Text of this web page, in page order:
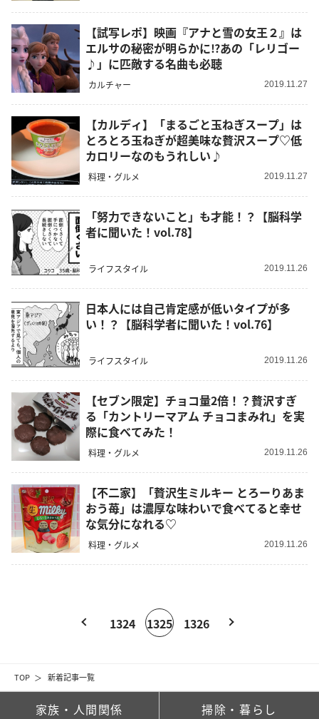
TOP 新着記事一覧
【試写レポ】映画『アナと雪の女王２』は
エルサの秘密が明らかに⁉あの「レリゴー
♪」に匹敵する名曲も必聴
カルチャー 2019.11.27
【カルディ】「まるごと玉ねぎスープ」は
とろとろ玉ねぎが超美味な贅沢スープ♡低
カロリーなのもうれしい♪
料理・グルメ 2019.11.27
「努力できないこと」も才能！？【脳科学
者に聞いた！vol.78】
ライフスタイル 2019.11.26
日本人には自己肯定感が低いタイプが多
い！？【脳科学者に聞いた！vol.76】
ライフスタイル 2019.11.26
【セブン限定】チョコ量2倍！？贅沢すぎ
る「カントリーマアム チョコまみれ」を実
際に食べてみた！
料理・グルメ 2019.11.26
【不二家】「贅沢生ミルキー とろーりあま
おう苺」は濃厚な味わいで食べてると幸せ
な気分になれる♡
料理・グルメ 2019.11.26
1324 1325 1326
家族・人間関係 掃除・暮らし